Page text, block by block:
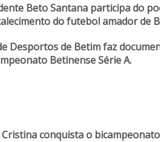
Beto Santana participa do
do futebol amador de
Desportos de Betim faz
Betinense Série A.
conquista o